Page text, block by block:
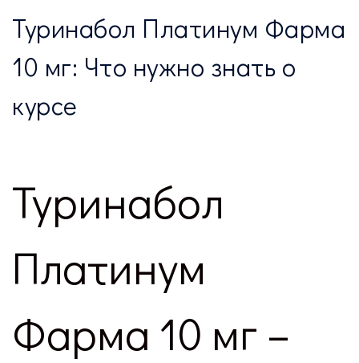
Туринабол Платинум Фарма
10 мг: Что нужно знать о
курсе
Туринабол
Платинум
Фарма 10 мг –